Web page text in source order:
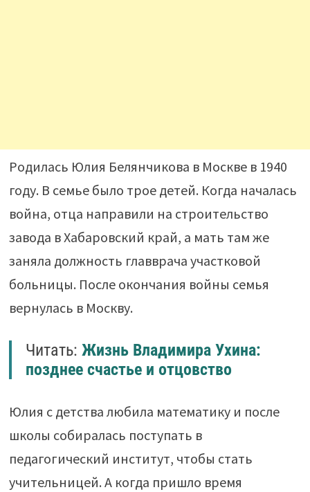
Родилась Юлия Белянчикова в Москве в 1940
году. В семье было трое детей. Когда началась
война, отца направили на строительство
завода в Хабаровский край, а мать там же
заняла должность главврача участковой
больницы. После окончания войны семья
вернулась в Москву.
Читать: Жизнь Владимира Ухина:
позднее счастье и отцовство
Юлия с детства любила математику и после
школы собиралась поступать в
педагогический институт, чтобы стать
учительницей. А когда пришло время